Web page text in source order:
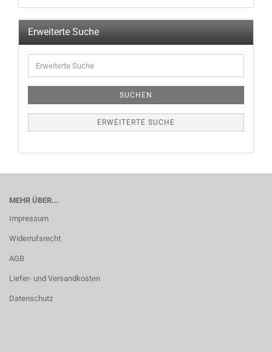
Erweiterte Suche
SUCHEN
ERWEITERTE SUCHE
MEHR ÜBER...
Impressum
Widerrufsrecht
AGB
Liefer- und Versandkosten
Datenschutz